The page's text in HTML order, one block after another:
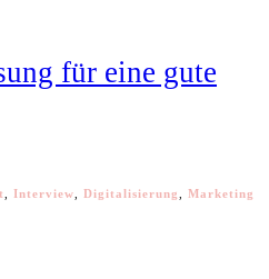
für eine gute
Interview Digitalisierung Marketing